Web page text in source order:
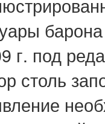
г. под
столь